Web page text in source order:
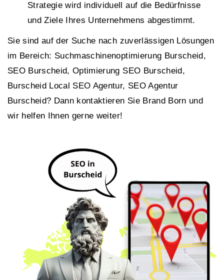
Strategie wird individuell auf die Bedürfnisse
und Ziele Ihres Unternehmens abgestimmt.
Sie sind auf der Suche nach zuverlässigen Lösungen
im Bereich: Suchmaschinenoptimierung Burscheid,
SEO Burscheid, Optimierung SEO Burscheid,
Burscheid Local SEO Agentur, SEO Agentur
Burscheid? Dann kontaktieren Sie Brand Born und
wir helfen Ihnen gerne weiter!